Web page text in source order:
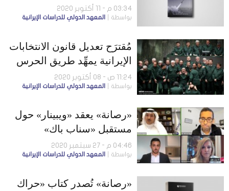
الإيراني
03:34 م - 11 أكتوبر 2020
بواسطة المعهد الدولي للدراسات الإيرانية
مُقترَح تعديل قانون الانتخابات
الإيرانية يمهِّد طريق الحرس
الثوري نحو السُّلطة
11:24 ص - 08 أكتوبر 2020
بواسطة المعهد الدولي للدراسات الإيرانية
«رصانة» يعقد «ويبينار» حول
مستقبل «سناب باك»
وانعكاساتها على واشنطن
وطهران
04:46 م - 27 سبتمبر 2020
بواسطة المعهد الدولي للدراسات الإيرانية
«رصانة» تُصدر كتاب «حراك